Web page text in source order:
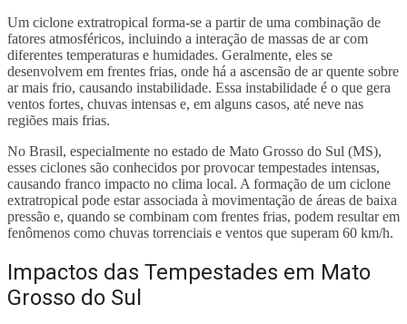
Um ciclone extratropical forma-se a partir de uma combinação de
fatores atmosféricos, incluindo a interação de massas de ar com
diferentes temperaturas e humidades. Geralmente, eles se
desenvolvem em frentes frias, onde há a ascensão de ar quente sobre
ar mais frio, causando instabilidade. Essa instabilidade é o que gera
ventos fortes, chuvas intensas e, em alguns casos, até neve nas
regiões mais frias.
No Brasil, especialmente no estado de Mato Grosso do Sul (MS),
esses ciclones são conhecidos por provocar tempestades intensas,
causando franco impacto no clima local. A formação de um ciclone
extratropical pode estar associada à movimentação de áreas de baixa
pressão e, quando se combinam com frentes frias, podem resultar em
fenômenos como chuvas torrenciais e ventos que superam 60 km/h.
Impactos das Tempestades em Mato
Grosso do Sul